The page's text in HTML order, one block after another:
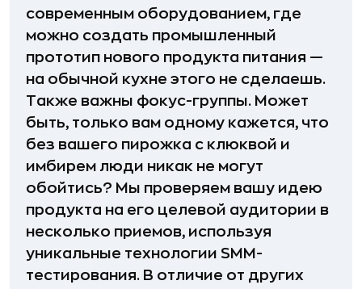
современным оборудованием, где
можно создать промышленный
прототип нового продукта питания —
на обычной кухне этого не сделаешь.
Также важны фокус-группы. Может
быть, только вам одному кажется, что
без вашего пирожка с клюквой и
имбирем люди никак не могут
обойтись? Мы проверяем вашу идею
продукта на его целевой аудитории в
несколько приемов, используя
уникальные технологии SMM-
тестирования. В отличие от других